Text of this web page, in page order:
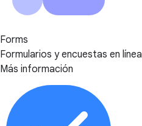
Forms
Formularios y encuestas en línea
Más información